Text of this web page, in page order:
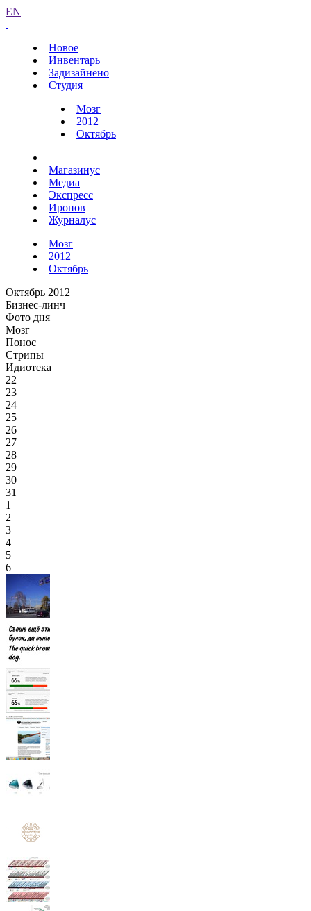
EN
Новое
Инвентарь
Задизайнено
Студия
Мозг
2012
Октябрь
Магазинус
Медиа
Экспресс
Иронов
Журналус
Мозг
2012
Октябрь
Октябрь 2012
Бизнес-линч
Фото дня
Мозг
Понос
Стрипы
Идиотека
22
23
24
25
26
27
28
29
30
31
1
2
3
4
5
6